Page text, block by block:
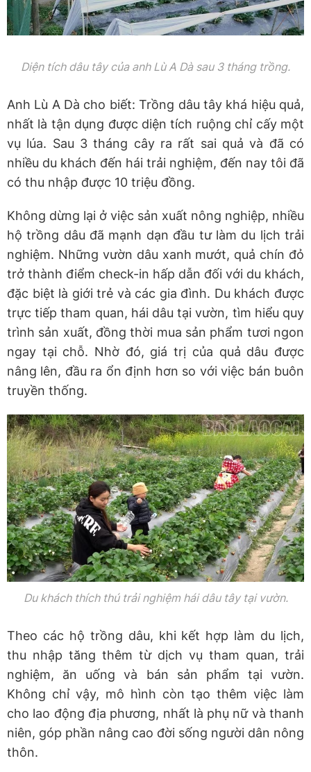
Diện tích dâu tây của anh Lù A Dà sau 3 tháng trồng.
Anh Lù A Dà cho biết: Trồng dâu tây khá hiệu quả,
nhất là tận dụng được diện tích ruộng chỉ cấy một
vụ lúa. Sau 3 tháng cây ra rất sai quả và đã có
nhiều du khách đến hái trải nghiệm, đến nay tôi đã
có thu nhập được 10 triệu đồng.
Không dừng lại ở việc sản xuất nông nghiệp, nhiều
hộ trồng dâu đã mạnh dạn đầu tư làm du lịch trải
nghiệm. Những vườn dâu xanh mướt, quả chín đỏ
trở thành điểm check-in hấp dẫn đối với du khách,
đặc biệt là giới trẻ và các gia đình. Du khách được
trực tiếp tham quan, hái dâu tại vườn, tìm hiểu quy
trình sản xuất, đồng thời mua sản phẩm tươi ngon
ngay tại chỗ. Nhờ đó, giá trị của quả dâu được
nâng lên, đầu ra ổn định hơn so với việc bán buôn
truyền thống.
Du khách thích thú trải nghiệm hái dâu tây tại vườn.
Theo các hộ trồng dâu, khi kết hợp làm du lịch,
thu nhập tăng thêm từ dịch vụ tham quan, trải
nghiệm, ăn uống và bán sản phẩm tại vườn.
Không chỉ vậy, mô hình còn tạo thêm việc làm
cho lao động địa phương, nhất là phụ nữ và thanh
niên, góp phần nâng cao đời sống người dân nông
thôn.